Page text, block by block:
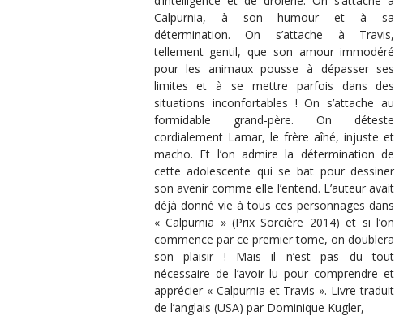
Calpurnia, à son humour et à sa
détermination. On s’attache à Travis,
tellement gentil, que son amour immodéré
pour les animaux pousse à dépasser ses
limites et à se mettre parfois dans des
situations inconfortables ! On s’attache au
formidable grand-père. On déteste
cordialement Lamar, le frère aîné, injuste et
macho. Et l’on admire la détermination de
cette adolescente qui se bat pour dessiner
son avenir comme elle l’entend. L’auteur avait
déjà donné vie à tous ces personnages dans
« Calpurnia » (Prix Sorcière 2014) et si l’on
commence par ce premier tome, on doublera
son plaisir ! Mais il n’est pas du tout
nécessaire de l’avoir lu pour comprendre et
apprécier « Calpurnia et Travis ». Livre traduit
de l’anglais (USA) par Dominique Kugler,